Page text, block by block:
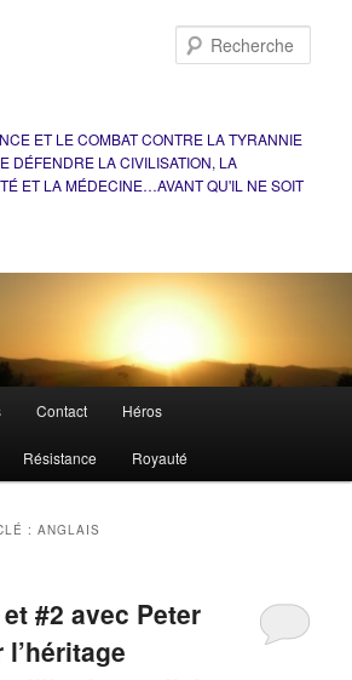
ET LE COMBAT CONTRE LA TYRANNIE
DÉFENDRE LA CIVILISATION, LA
ET LA MÉDECINE…AVANT QU'IL NE SOIT
Contact Héros
Résistance Royauté
:ANGLAIS
#2 avec Peter